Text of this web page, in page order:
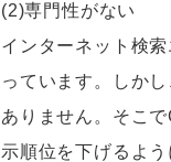
(2)専門性がない
インターネット検
っています。しか
ありません。そこ
示順位を下げるよう